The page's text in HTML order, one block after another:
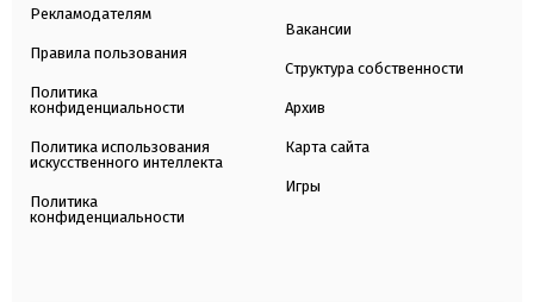
Рекламодателям
Правила пользования
Политика
конфиденциальности
Политика использования
искусственного интеллекта
Политика
конфиденциальности
Вакансии
Структура собственности
Архив
Карта сайта
Игры